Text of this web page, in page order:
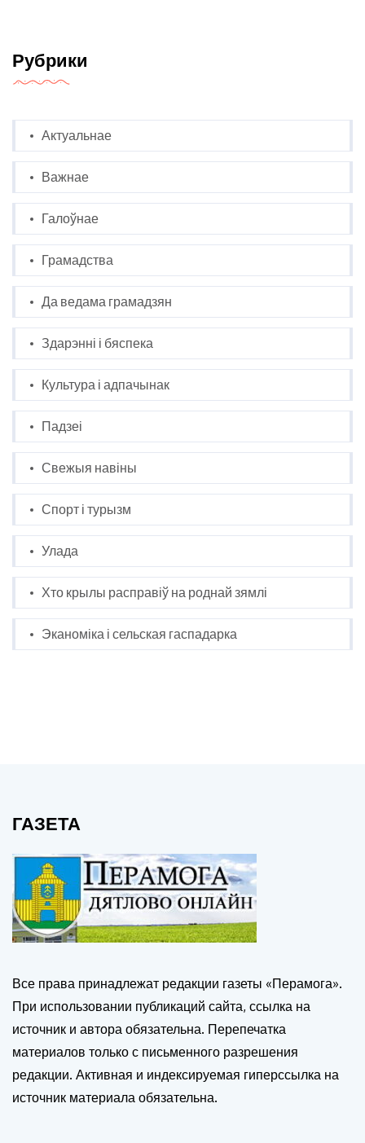
Рубрики
Актуальнае
Важнае
Галоўнае
Грамадства
Да ведама грамадзян
Здарэнні і бяспека
Культура і адпачынак
Падзеі
Свежыя навіны
Спорт і турызм
Улада
Хто крылы расправіў на роднай зямлі
Эканоміка і сельская гаспадарка
ГАЗЕТА
Все права принадлежат редакции газеты «Перамога».
При использовании публикаций сайта, ссылка на
источник и автора обязательна. Перепечатка
материалов только с письменного разрешения
редакции. Активная и индексируемая гиперссылка на
источник материала обязательна.